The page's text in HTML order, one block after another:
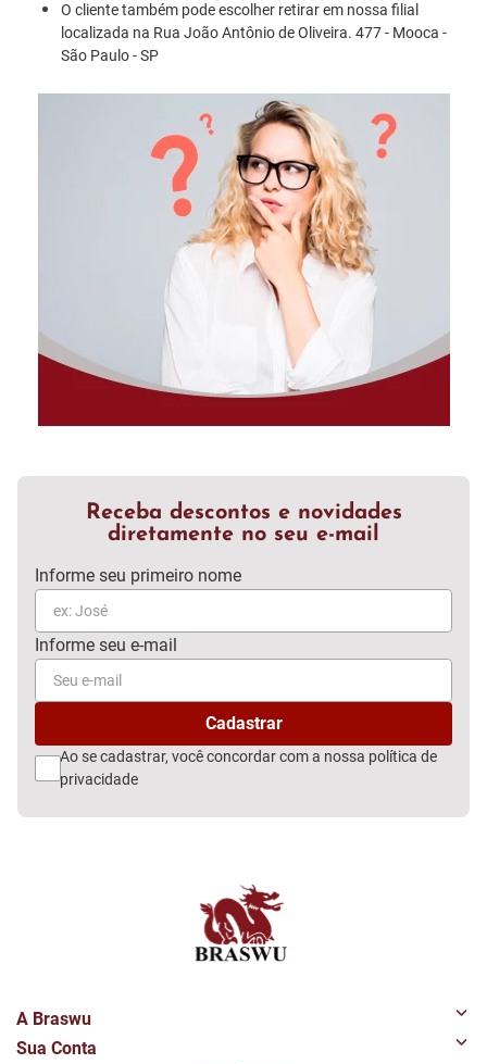
O cliente também pode escolher retirar em nossa filial
localizada na Rua João Antônio de Oliveira. 477 - Mooca -
São Paulo - SP
Receba descontos e novidades
diretamente no seu e-mail
Ao se cadastrar, você concordar com a nossa política de
privacidade
A Braswu
Quem Somos
Sua Conta